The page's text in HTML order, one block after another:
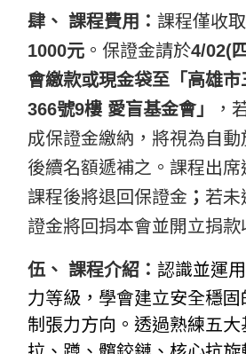
肆、 課程費用： 課程僅收
1000元 。保證金請於4/02(
會繳款或現金袋至「高雄
366號9樓 愛盲基金會」
，
成保證金繳納，將視為自動
後續名額遞補之。課程出席
課程後將退回保證金 ； 若未
證金將回捐本會並開立捐款
伍、 課程介紹 ： 認識並運
力等級，學會建立安全穩
制張力方向。透過熟練五大